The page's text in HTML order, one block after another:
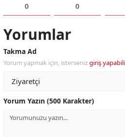
0 0
Yorumlar
Takma Ad
Yorum yapmak için, istersenizgiriş
Yorum Yazın (500 Karakter)